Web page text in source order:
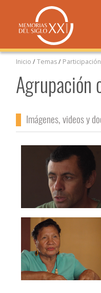
Inicio /Temas/
Agrupación
Imágenes, videos y